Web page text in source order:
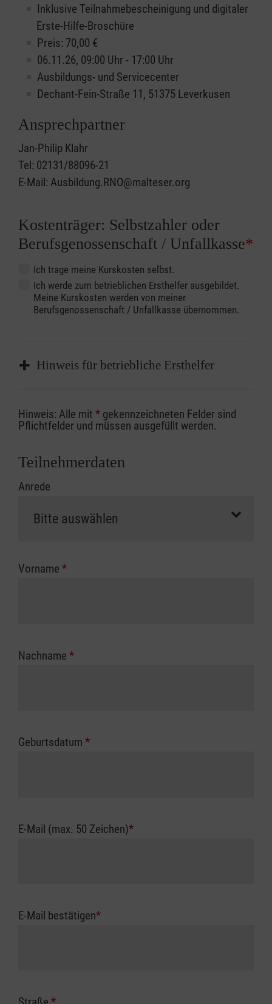
Inklusive Teilnahmebescheinigung und digitaler
Erste-Hilfe-Broschüre
Preis: 70,00 €
06.11.26, 09:00 Uhr - 17:00 Uhr
Ausbildungs- und Servicecenter
Dechant-Fein-Straße 11, 51375 Leverkusen
Ansprechpartner
Jan-Philip Klahr
Tel: 02131/88096-21
E-Mail: Ausbildung.RNO@malteser.org
Kostenträger: Selbstzahler oder
Berufsgenossenschaft / Unfallkasse*
Ich trage meine Kurskosten selbst.
Ich werde zum betrieblichen Ersthelfer ausgebildet.
Meine Kurskosten werden von meiner
Berufsgenossenschaft / Unfallkasse übernommen.
Hinweis für betriebliche Ersthelfer
Sofern Sie ein Kostenübernahmeverfahren
Ihrer Berufsgenossenschaft / Unfallkasse
Abrechnungsunterlagen spätestens zu
erfolgt eine Abrechnung der vollen Kursgebühr
Die notwendigen Formulare für die
zuständigen Berufsgenossenschaft oder
Hinweis: Alle mit * gekennzeichneten Felder sind
Pflichtfelder und müssen ausgefüllt werden.
Teilnehmerdaten
Anrede
Vorname *
Nachname *
Geburtsdatum *
E-Mail (max. 50 Zeichen)*
E-Mail bestätigen*